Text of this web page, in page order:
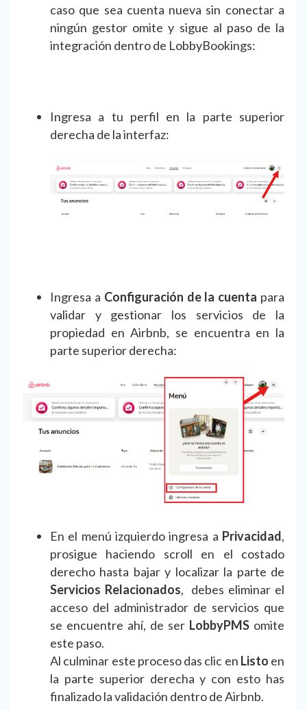
caso que sea cuenta nueva sin conectar a
ningún gestor omite y sigue al paso de la
integración dentro de LobbyBookings:
Ingresa a tu perfil en la parte superior
derecha de la interfaz:
Ingresa a Configuración de la cuenta para
validar y gestionar los servicios de la
propiedad en Airbnb, se encuentra en la
parte superior derecha:
En el menú izquierdo ingresa a Privacidad,
prosigue haciendo scroll en el costado
derecho hasta bajar y localizar la parte de
Servicios Relacionados, debes eliminar el
acceso del administrador de servicios que
se encuentre ahí, de ser LobbyPMS omite
este paso.
Al culminar este proceso das clic en Listo en
la parte superior derecha y con esto has
finalizado la validación dentro de Airbnb.